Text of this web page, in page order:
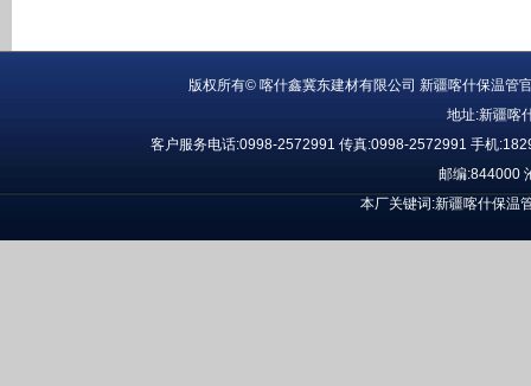
版权所有© 喀什鑫冀东建材有限公司 新疆喀什保温管
地址:新疆喀
客户服务电话:0998-2572991 传真:0998-2572991 手机:
邮编:844000
本厂关键词:新疆喀什保温